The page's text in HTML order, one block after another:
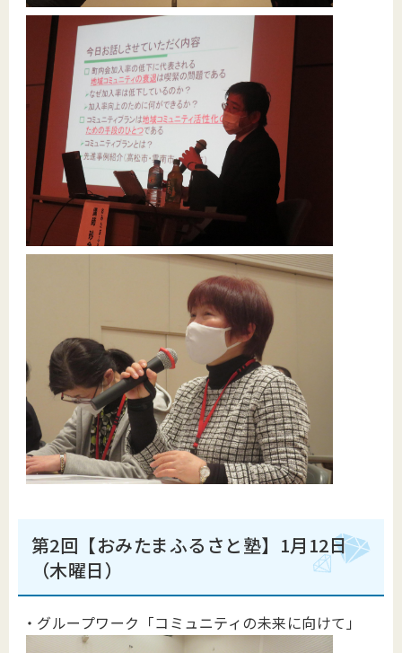
第2回【おみたまふるさと塾】1月12日
（木曜日）
・グループワーク「コミュニティの未来に向けて」